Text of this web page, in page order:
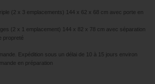
(2 x 3 emplacements) 144 x 62 x 68 cm avec porte en
(2 x 1 emplacement) 144 x 82 x 78 cm avec séparation
propreté
Expédition sous un délai de 10 à 15 jours environ
en préparation